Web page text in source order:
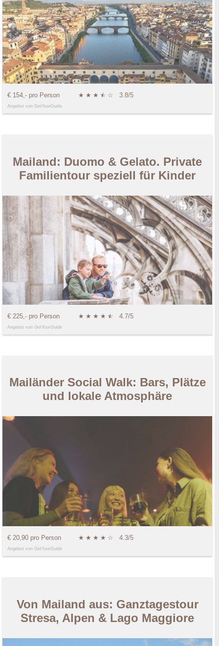
€ 154,- pro Person ★ ★ ★ ★
☆ ☆ 3.8/5
Angebot von GetYourGuide
Mailand: Duomo & Gelato. Private
Familientour speziell für Kinder
€ 225,- pro Person ★ ★ ★ ★ ★
☆ 4.7/5
Angebot von GetYourGuide
Mailänder Social Walk: Bars, Plätze
und lokale Atmosphäre
€ 20,90 pro Person ★ ★ ★ ★ ☆ 4.3/5
Angebot von GetYourGuide
Von Mailand aus: Ganztagestour
Stresa, Alpen & Lago Maggiore